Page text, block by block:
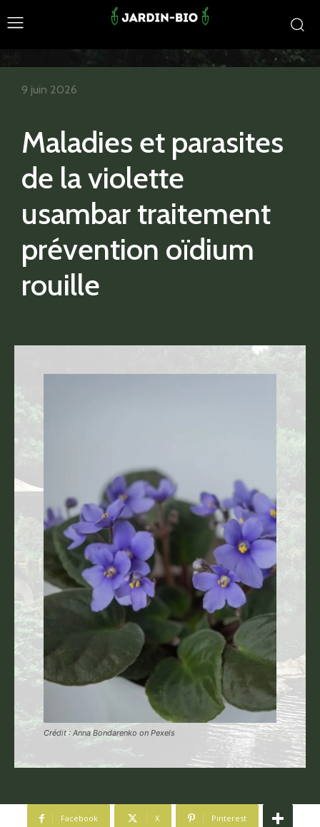
Maladies et parasites
de la violette
usambar traitement
prévention oïdium
rouille
Crédit : Anna Bondarenko on Pexels
9 juin 2026
Facebook X Pinterest